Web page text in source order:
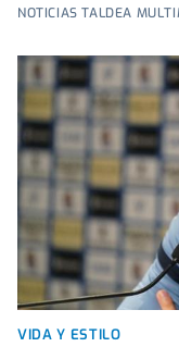
NOTICIAS TALDEA
VIDA Y ESTILO